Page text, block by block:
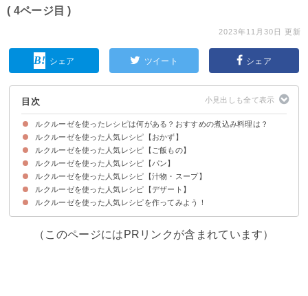
( 4ページ目 )
2023年11月30日 更新
シェア ツイート シェア
目次
ルクルーゼを使ったレシピは何がある？おすすめの煮込み料理は？
ルクルーゼを使った人気レシピ【おかず】
①豚バラ肉の角煮
②ルクルーゼ公式煮込みハンバーグ
③おもてなしに最適なローストビーフ
④かぼちゃとひき肉の煮物
⑤鶏肉と根菜のハーブ煮
⑥鶏肉のカスレ風
⑦ルクルーゼ公式ブーランジェール
⑧無水調理で肉じゃが
⑨ハッセルバックポテト
⑩鶏肉の鍋ごとオーブン焼き
ルクルーゼを使った人気レシピ【ご飯もの】
①玄米ときのこの炊き込みご飯
②もち麦ご飯
③鯛めし
④牡蠣と野菜の炊き込みご飯
⑤ビリヤニ
⑥鶏肉のおこわ
ルクルーゼを使った人気レシピ【パン】
①鍋ごとオーブンで焼くハードパン
②スキムミルクのちぎりパン
③ドライフルーツとくるみのパン
④オレンジと豆の蒸しパン
⑤りんごのパン
⑥くるみとはちみつの全粒粉パン
ルクルーゼを使った人気レシピ【汁物・スープ】
①ベーコンと玉ねぎのスープ
②オレンジとベーコンのポトフ
③豚汁
④カリフラワーとマッシュルームのポタージュ
⑤鶏肉のトマトスープ
ルクルーゼを使った人気レシピ【デザート】
①チーズケーキ
②プリン
③マーラーカオ
④みたらし団子
⑤ぜんざい
⑥アールグレイのカトルカール
ルクルーゼを使った人気レシピを作ってみよう！
（このページにはPRリンクが含まれています）